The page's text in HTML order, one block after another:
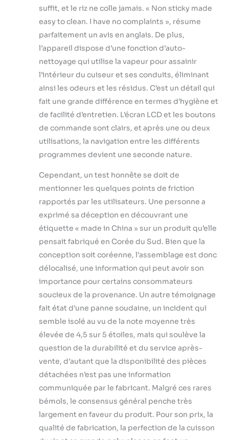
suffit, et le riz ne colle jamais. « Non sticky made
easy to clean. I have no complaints », résume
parfaitement un avis en anglais. De plus,
l’appareil dispose d’une fonction d’auto-
nettoyage qui utilise la vapeur pour assainir
l’intérieur du cuiseur et ses conduits, éliminant
ainsi les odeurs et les résidus. C’est un détail qui
fait une grande différence en termes d’hygiène et
de facilité d’entretien. L’écran LCD et les boutons
de commande sont clairs, et après une ou deux
utilisations, la navigation entre les différents
programmes devient une seconde nature.
Cependant, un test honnête se doit de
mentionner les quelques points de friction
rapportés par les utilisateurs. Une personne a
exprimé sa déception en découvrant une
étiquette « made in China » sur un produit qu’elle
pensait fabriqué en Corée du Sud. Bien que la
conception soit coréenne, l’assemblage est donc
délocalisé, une information qui peut avoir son
importance pour certains consommateurs
soucieux de la provenance. Un autre témoignage
fait état d’une panne soudaine, un incident qui
semble isolé au vu de la note moyenne très
élevée de 4,5 sur 5 étoiles, mais qui soulève la
question de la durabilité et du service après-
vente, d’autant que la disponibilité des pièces
détachées n’est pas une information
communiquée par le fabricant. Malgré ces rares
bémols, le consensus général penche très
largement en faveur du produit. Pour son prix, la
qualité de fabrication, la perfection de la cuisson